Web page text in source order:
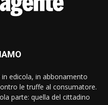
in edicola, in abbonamento
le truffe al consumatore.
parte: quella del cittadino